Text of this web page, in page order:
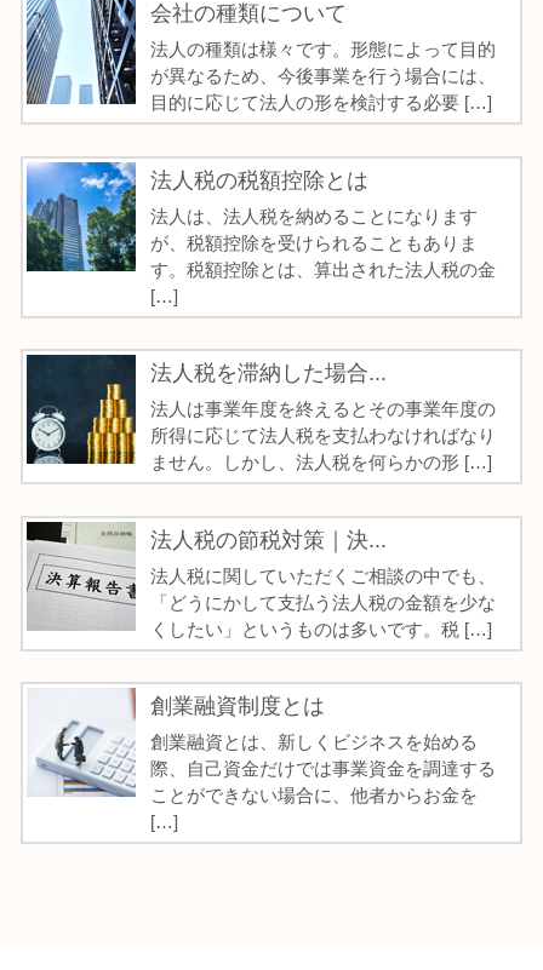
会社の種類について
法人の種類は様々です。形態によって目的
が異なるため、今後事業を行う場合には、
目的に応じて法人の形を検討する必要 […]
法人税の税額控除とは
法人は、法人税を納めることになります
が、税額控除を受けられることもありま
す。税額控除とは、算出された法人税の金
[…]
法人税を滞納した場合...
法人は事業年度を終えるとその事業年度の
所得に応じて法人税を支払わなければなり
ません。しかし、法人税を何らかの形 […]
法人税の節税対策｜決...
法人税に関していただくご相談の中でも、
「どうにかして支払う法人税の金額を少な
くしたい」というものは多いです。税 […]
創業融資制度とは
創業融資とは、新しくビジネスを始める
際、自己資金だけでは事業資金を調達する
ことができない場合に、他者からお金を
[…]